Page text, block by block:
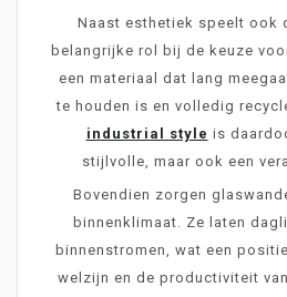
Naast esthetiek speelt ook
belangrijke rol bij de keuze
een materiaal dat lang
te houden is en volledig
industrial style is
stijlvolle, maar ook een
Bovendien zorgen
binnenklimaat. Ze laten
binnenstromen, wat een
welzijn en de productiviteit